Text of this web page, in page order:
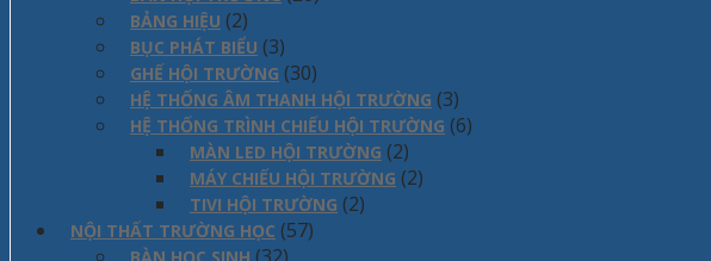
BẢNG HIỆU (2)
BỤC PHÁT BIỂU (3)
GHẾ HỘI TRƯỜNG (30)
HỆ THỐNG ÂM THANH HỘI TRƯỜNG (3)
HỆ THỐNG TRÌNH CHIẾU HỘI TRƯỜNG (6)
MÀN LED HỘI TRƯỜNG (2)
MÁY CHIẾU HỘI TRƯỜNG (2)
TIVI HỘI TRƯỜNG (2)
NỘI THẤT TRƯỜNG HỌC (57)